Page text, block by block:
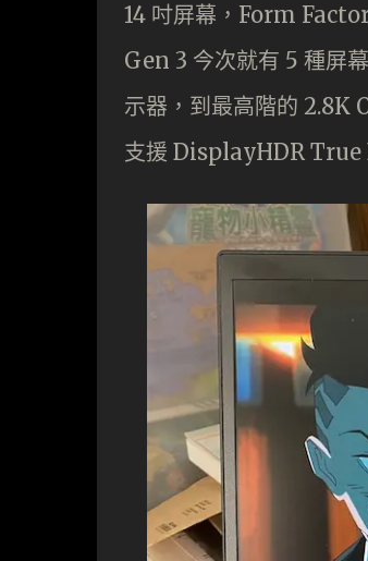
14 吋屏幕，Form
Gen 3 今次就有 5 種屏
示器，到最高階的 2.8K
支援 DisplayHDR True